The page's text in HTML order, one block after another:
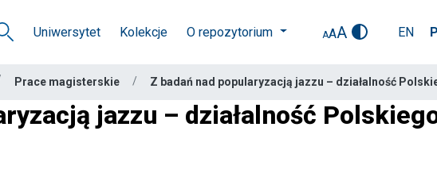
Uniwersytet Kolekcje O repozytorium AAA EN
Prace magisterskie Z badań nad popularyzacją jazzu – działalność
jazzu – działalność